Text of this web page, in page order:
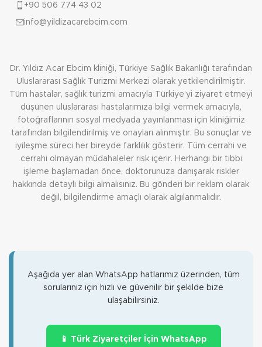
+90 506 774 43 02
info@yildizacarebcim.com
Dr. Yıldız Acar Ebcim kliniği, Türkiye Sağlık Bakanlığı tarafından
Uluslararası Sağlık Turizmi Merkezi olarak yetkilendirilmiştir.
Tüm hastalar, sağlık turizmi amacıyla Türkiye’yi ziyaret etmeyi
düşünen uluslararası hastalarımıza bilgi vermek amacıyla,
fotoğraflarının sosyal medyada yayınlanması için kliniğimiz
tarafından bilgilendirilmiş ve onayları alınmıştır. Bu sonuçlar ve
iyileşme süreci her bireyde farklılık gösterir. Tüm cerrahi ve
cerrahi olmayan müdahaleler risk içerir. Herhangi bir tıbbi
işleme başlamadan önce, doktorunuza danışarak riskler
hakkında detaylı bilgi almalısınız. Bu gönderi bir reklam olarak
değil, bilgilendirme amaçlı olarak algılanmalıdır.
Aşağıda yer alan WhatsApp hatlarımız üzerinden, tüm
sorularınız için hızlı ve güvenilir bir şekilde bize
ulaşabilirsiniz.
📱 Türk Ziyaretçiler İçin WhatsApp